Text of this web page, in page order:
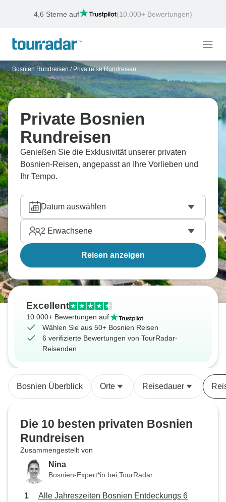
4,6 Sterne auf (10.000+ Bewertungen)
Bosnien Rundreisen / Privatreise Rundreisen
Private Bosnien
Rundreisen
Genießen Sie die Exklusivität unserer privaten
Bosnien-Reisen, angepasst an Ihre Vorlieben und
Ihr Tempo.
Datum auswählen
2 Erwachsene
Reisen anzeigen
Excellent
10.000+ Bewertungen auf
Wählen Sie aus 50+ Bosnien Reisen
6 verifizierte Bewertungen von TourRadar-
Reisenden
Bosnien Überblick Orte Reisedauer
Die 10 besten privaten Bosnien
Rundreisen
Zusammengestellt von
Nina
Bosnien-Expert*in bei TourRadar
Alle Jahreszeiten Bosnien Entdeckungs 6